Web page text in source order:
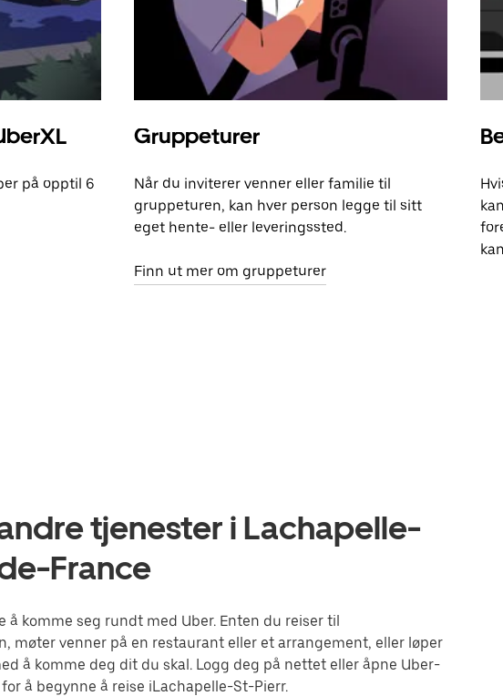
på opptil 6
Gruppeturer
Når du inviterer venner eller familie til
gruppeturen, kan hver person legge til sitt
eget hente- eller leveringssted.
Finn ut mer om gruppeturer
tjenester i Lachapelle-
France
å komme seg rundt med Uber. Enten du reiser til
møter venner på en restaurant eller et arrangement, eller løper
å komme deg dit du skal. Logg deg på nettet eller åpne Uber-
å begynne å reise iLachapelle-St-Pierr.